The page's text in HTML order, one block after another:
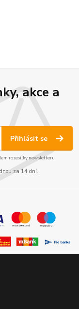
akce a
Přihlásit se
rozesílky newsletteru.
za 14 dní.